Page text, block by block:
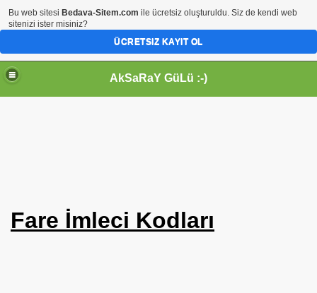
AkSaRaY GüLü :-)
Fare İmleci Kodları
Bu web sitesi Bedava-Sitem.com ile ücretsiz oluşturuldu. Siz de kendi web
sitenizi ister misiniz?
ÜCRETSIZ KAYIT OL